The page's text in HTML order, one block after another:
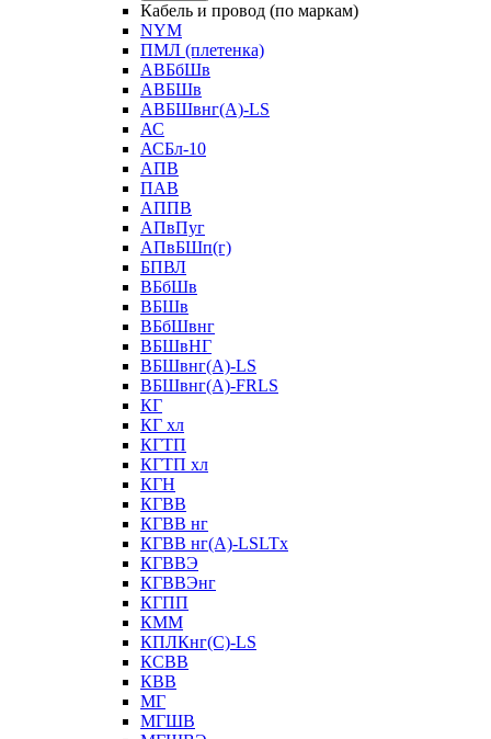
Кабель и провод (по маркам)
NYM
ПМЛ (плетенка)
АВБбШв
АВБШв
АВБШвнг(А)-LS
АС
АСБл-10
АПВ
ПАВ
АППВ
АПвПуг
АПвБШп(г)
БПВЛ
ВБбШв
ВБШв
ВБбШвнг
ВБШвНГ
ВБШвнг(А)-LS
ВБШвнг(А)-FRLS
КГ
КГ хл
КГТП
КГТП хл
КГН
КГВВ
КГВВ нг
КГВВ нг(А)-LSLTx
КГВВЭ
КГВВЭнг
КГПП
КММ
КПЛКнг(C)-LS
КСВВ
КВВ
МГ
МГШВ